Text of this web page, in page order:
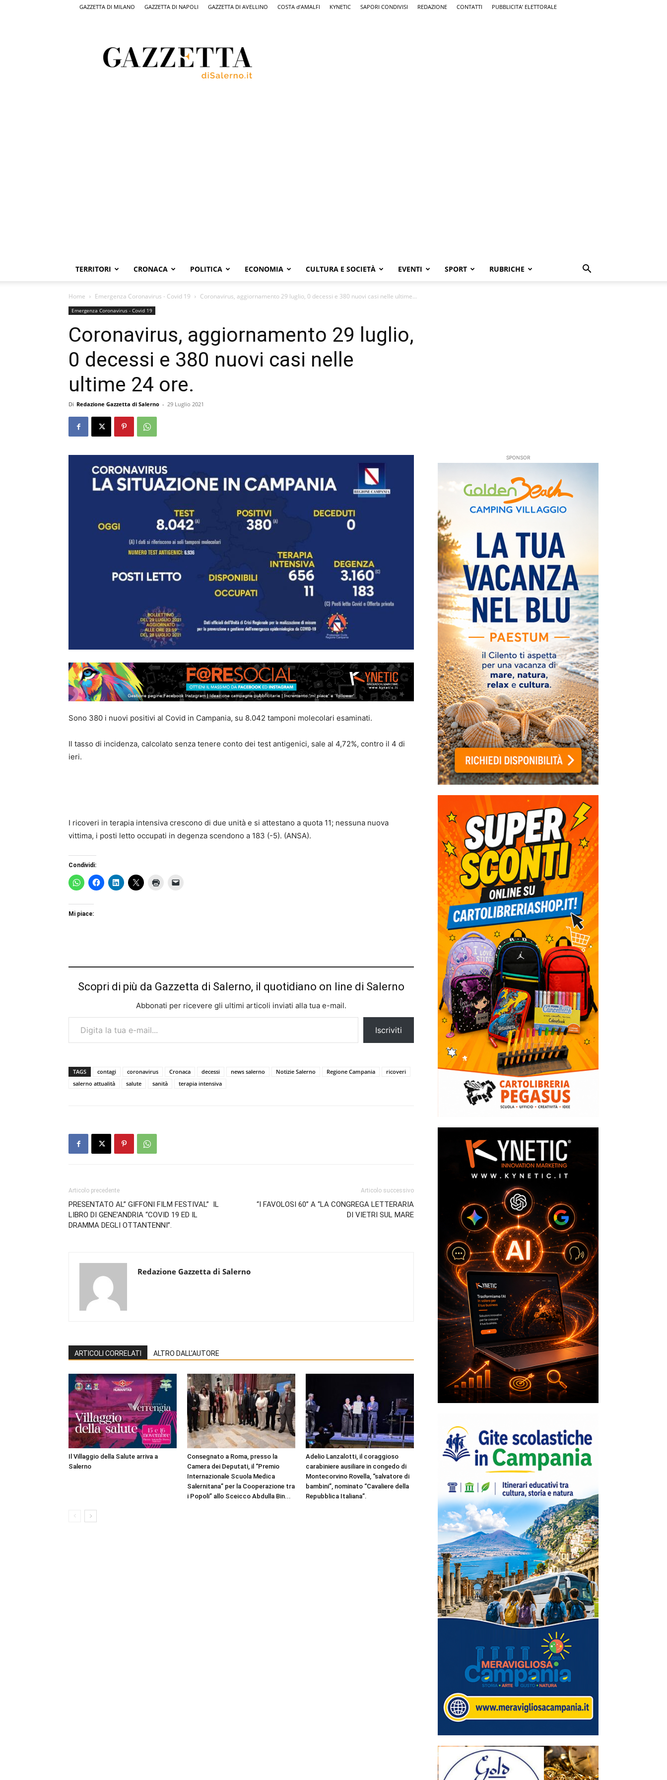
GAZZETTA DI MILANO GAZZETTA DI NAPOLI GAZZETTA DI AVELLINO COSTA d’AMALFI KYNETIC SAPORI CONDIVISI REDAZIONE CONTATTI PUBBLICITA’ ELETTORALE
Salerno,
il
quotidiano
TERRITORI CRONACA POLITICA ECONOMIA CULTURA E SOCIETÀ EVENTI SPORT RUBRICHE
Home Emergenza Coronavirus - Covid 19 Coronavirus, aggiornamento 29 luglio, 0 decessi e 380 nuovi casi nelle ultime...
Emergenza Coronavirus - Covid 19
Coronavirus, aggiornamento 29 luglio,
0 decessi e 380 nuovi casi nelle
ultime 24 ore.
Di Redazione Gazzetta di Salerno - 29 Luglio 2021
Sono 380 i nuovi positivi al Covid in Campania, su 8.042 tamponi molecolari esaminati.
Il tasso di incidenza, calcolato senza tenere conto dei test antigenici, sale al 4,72%, contro il 4 di
ieri.
I ricoveri in terapia intensiva crescono di due unità e si attestano a quota 11; nessuna nuova
vittima, i posti letto occupati in degenza scendono a 183 (-5). (ANSA).
Condividi:
Mi piace:
Scopri di più da Gazzetta di Salerno, il quotidiano on line di Salerno
Abbonati per ricevere gli ultimi articoli inviati alla tua e-mail.
Digita la tua e-mail...
Iscriviti
TAGS contagi coronavirus Cronaca decessi news salerno Notizie Salerno Regione Campania
ricoveri
salerno attualità
salute sanità terapia intensiva
Articolo precedente
PRESENTATO AL” GIFFONI FILM FESTIVAL” IL
LIBRO DI GENE’ANDRIA “COVID 19 ED IL
DRAMMA DEGLI OTTANTENNI”.
Articolo successivo
“I FAVOLOSI 60” A “LA CONGREGA LETTERARIA
DI VIETRI SUL MARE
Redazione Gazzetta di Salerno
ARTICOLI CORRELATI ALTRO DALL'AUTORE
Il Villaggio della Salute arriva a
Salerno
Consegnato a Roma, presso la
Camera dei Deputati, il “Premio
Internazionale Scuola Medica
Salernitana” per la Cooperazione tra
i Popoli” allo Sceicco Abdulla Bin...
Adelio Lanzalotti, il coraggioso
carabiniere ausiliare in congedo di
Montecorvino Rovella, “salvatore di
bambini”, nominato “Cavaliere della
Repubblica Italiana”.
SPONSOR